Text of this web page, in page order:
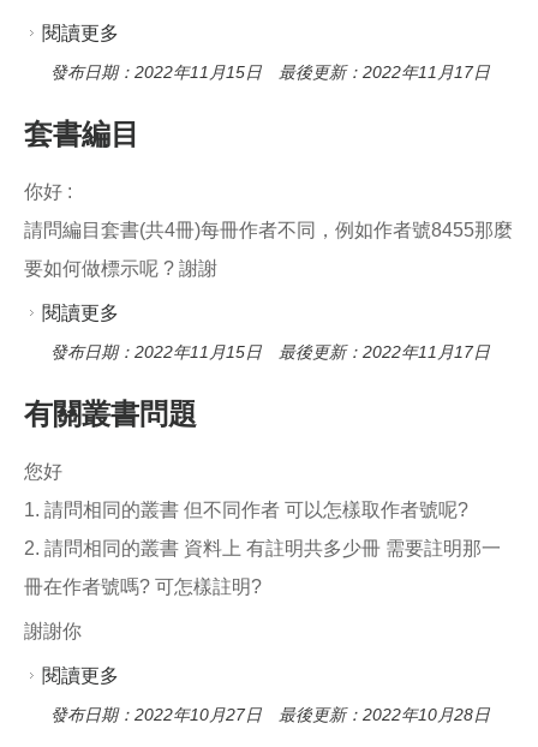
閱讀更多
發布日期：2022年11月15日 最後更新：2022年11月17日
套書編目
你好 :
請問編目套書(共4冊)每冊作者不同，例如作者號8455那麼
要如何做標示呢 ? 謝謝
閱讀更多
發布日期：2022年11月15日 最後更新：2022年11月17日
有關叢書問題
您好
1. 請問相同的叢書 但不同作者 可以怎樣取作者號呢?
2. 請問相同的叢書 資料上 有註明共多少冊 需要註明那一
冊在作者號嗎? 可怎樣註明?
謝謝你
閱讀更多
發布日期：2022年10月27日 最後更新：2022年10月28日